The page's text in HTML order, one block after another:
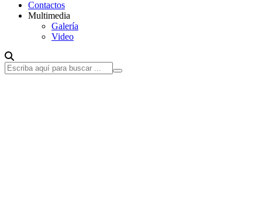
Contactos
Multimedia
Galería
Video